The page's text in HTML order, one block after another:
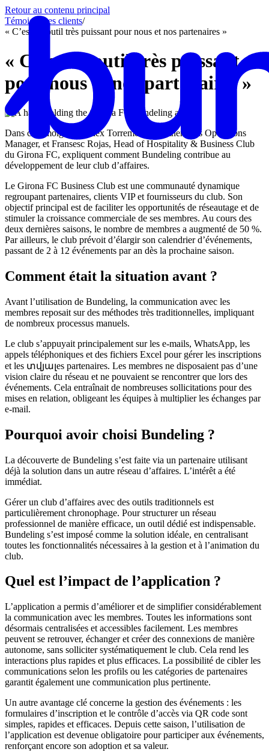
Retour au contenu principal
Témoignages clients/
« C’est un outil très puissant pour nous et nos partenaires »
« C’est un outil très puissant
pour nous et nos partenaires »
Dans ce témoignage, Alex Torremorell, Partnerships Operations
Manager, et Fransesc Rojas, Head of Hospitality & Business Club
du Girona FC, expliquent comment Bundeling contribue au
développement de leur club d’affaires.
Le Girona FC Business Club est une communauté dynamique
regroupant partenaires, clients VIP et fournisseurs du club. Son
objectif principal est de faciliter les opportunités de réseautage et de
stimuler la croissance commerciale de ses membres. Au cours des
deux dernières saisons, le nombre de membres a augmenté de 50 %.
Par ailleurs, le club prévoit d’élargir son calendrier d’événements,
passant de 2 à 12 événements par an dès la prochaine saison.
Comment était la situation avant ?
Avant l’utilisation de Bundeling, la communication avec les
membres reposait sur des méthodes très traditionnelles, impliquant
de nombreux processus manuels.
Le club s’appuyait principalement sur les e-mails, WhatsApp, les
appels téléphoniques et des fichiers Excel pour gérer les inscriptions
et les տվյալes partenaires. Les membres ne disposaient pas d’une
vision claire du réseau et ne pouvaient se rencontrer que lors des
événements. Cela entraînait de nombreuses sollicitations pour des
mises en relation, obligeant les équipes à multiplier les échanges par
e-mail.
Pourquoi avoir choisi Bundeling ?
La découverte de Bundeling s’est faite via un partenaire utilisant
déjà la solution dans un autre réseau d’affaires. L’intérêt a été
immédiat.
Gérer un club d’affaires avec des outils traditionnels est
particulièrement chronophage. Pour structurer un réseau
professionnel de manière efficace, un outil dédié est indispensable.
Bundeling s’est imposé comme la solution idéale, en centralisant
toutes les fonctionnalités nécessaires à la gestion et à l’animation du
club.
Quel est l’impact de l’application ?
L’application a permis d’améliorer et de simplifier considérablement
la communication avec les membres. Toutes les informations sont
désormais centralisées et accessibles facilement. Les membres
peuvent se retrouver, échanger et créer des connexions de manière
autonome, sans solliciter systématiquement le club. Cela rend les
interactions plus rapides et plus efficaces. La possibilité de cibler les
communications selon les profils ou les catégories de partenaires
garantit également une communication plus pertinente.
Un autre avantage clé concerne la gestion des événements : les
formulaires d’inscription et le contrôle d’accès via QR code sont
simples, rapides et efficaces. Depuis cette saison, l’utilisation de
l’application est devenue obligatoire pour participer aux événements,
renforçant encore son adoption et sa valeur.